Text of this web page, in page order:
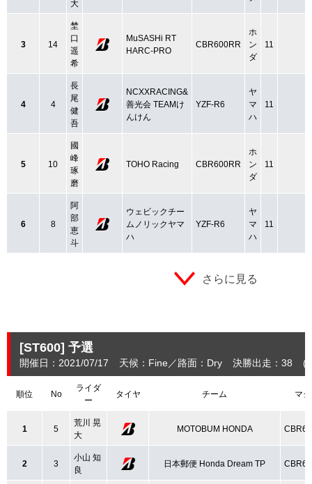
大
3 14
埜
口
遥
希
MuSASHi RT
HARC-PRO
CBR600RR
ホ
ン
ダ
11
4 4
長
尾
健
吾
NCXXRACING&
善光会 TEAMけ
んけん
YZF-R6
ヤ
マ
ハ
11
5 10
國
峰
琢
磨
TOHO Racing CBR600RR
ホ
ン
ダ
11
6 8
阿
部
恵
斗
ウェビックチー
ムノリックヤマ
ハ
YZF-R6
ヤ
マ
ハ
11
さらに見る
[ST600] 予選
開催日：2021/07/17 天候：Fine 路面：Dry 決勝出走：38
順位 No
ライダ
ー
タイヤ チーム マ
1 5
荒川 晃
大
MOTOBUM HONDA
2 3
小山 知
良
日本郵便 Honda Dream TP